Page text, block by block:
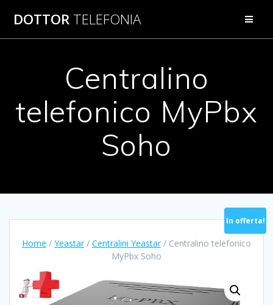
al
DOTTOR TELEFONIA
Centralino
telefonico MyPbx
Soho
Home / Yeastar/ Centralini Yeastar/ Centralino telefonico
MyPbx Soho
In offerta!